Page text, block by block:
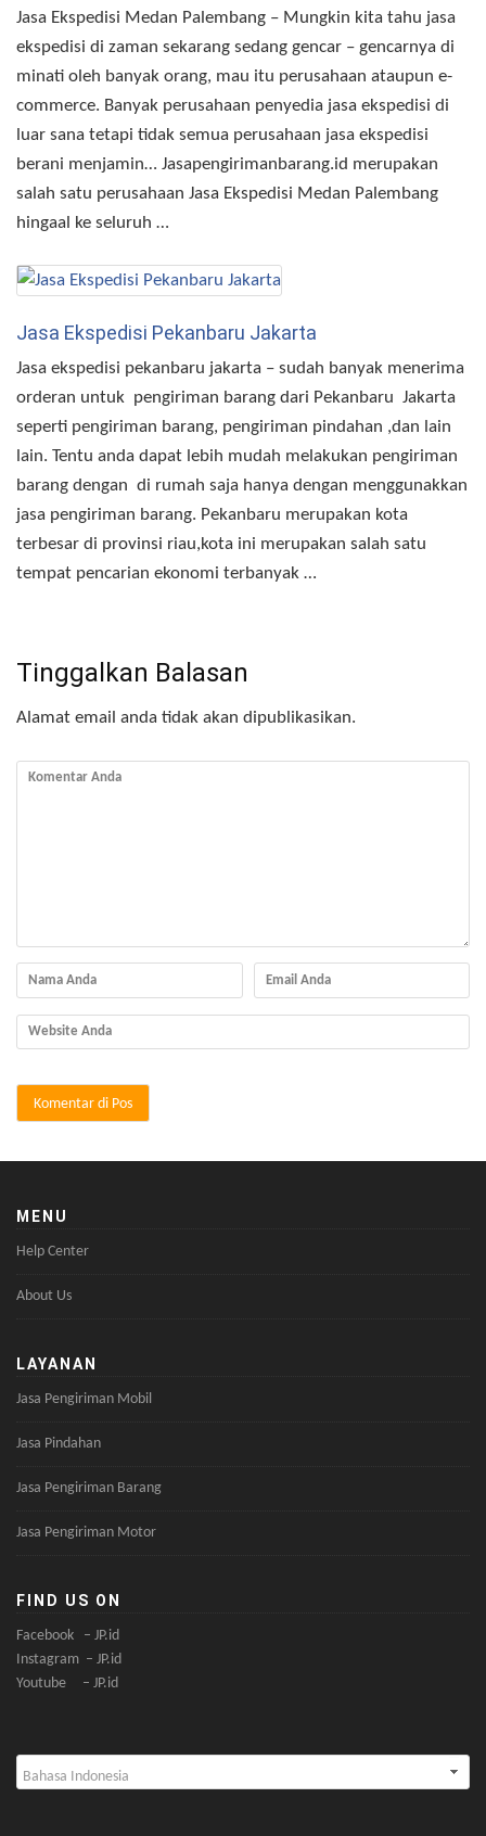
Jasa Ekspedisi Medan Palembang – Mungkin kita tahu jasa
ekspedisi di zaman sekarang sedang gencar – gencarnya di
minati oleh banyak orang, mau itu perusahaan ataupun e-
commerce. Banyak perusahaan penyedia jasa ekspedisi di
luar sana tetapi tidak semua perusahaan jasa ekspedisi
berani menjamin… Jasapengirimanbarang.id merupakan
salah satu perusahaan Jasa Ekspedisi Medan Palembang
hingaal ke seluruh …
Jasa Ekspedisi Pekanbaru Jakarta
Jasa ekspedisi pekanbaru jakarta – sudah banyak menerima
orderan untuk pengiriman barang dari Pekanbaru Jakarta
seperti pengiriman barang, pengiriman pindahan ,dan lain
lain. Tentu anda dapat lebih mudah melakukan pengiriman
barang dengan di rumah saja hanya dengan menggunakkan
jasa pengiriman barang. Pekanbaru merupakan kota
terbesar di provinsi riau,kota ini merupakan salah satu
tempat pencarian ekonomi terbanyak …
Tinggalkan Balasan
Alamat email anda tidak akan dipublikasikan.
MENU
Help Center
About Us
LAYANAN
Jasa Pengiriman Mobil
Jasa Pindahan
Jasa Pengiriman Barang
Jasa Pengiriman Motor
FIND US ON
Facebook – JP.id
Instagram – JP.id
Youtube – JP.id
Pilih
sebuah